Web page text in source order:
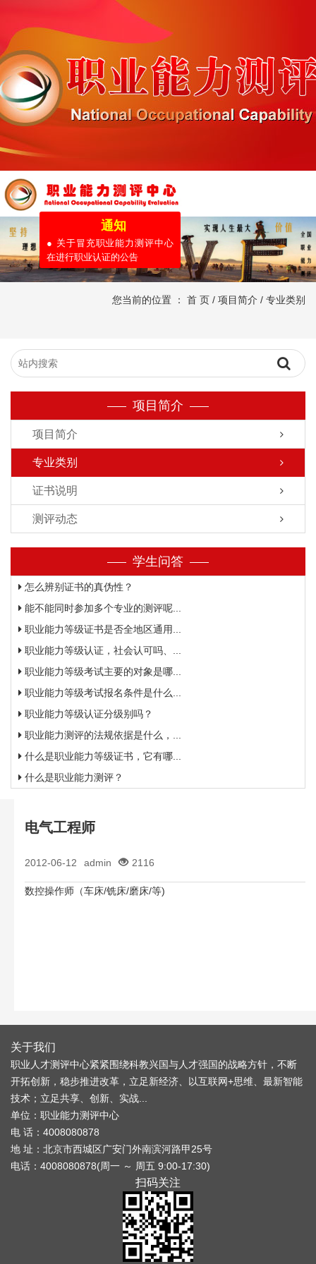
您当前的位置 ： 首 页 / 项目简介 / 专业类别
项目简介
项目简介
专业类别
证书说明
测评动态
学生问答
怎么辨别证书的真伪性？
能不能同时参加多个专业的测评呢...
职业能力等级证书是否全地区通用...
职业能力等级认证，社会认可吗、...
职业能力等级考试主要的对象是哪...
职业能力等级考试报名条件是什么...
职业能力等级认证分级别吗？
职业能力测评的法规依据是什么，...
什么是职业能力等级证书，它有哪...
什么是职业能力测评？
电气工程师
2012-06-12 admin 2116
数控操作师（车床/铣床/磨床/等)
关于我们
职业人才测评中心紧紧围绕科教兴国与人才强国的战略方针，不断
开拓创新，稳步推进改革，立足新经济、以互联网+思维、最新智能
技术；立足共享、创新、实战...
单位：职业能力测评中心
电 话：4008080878
地 址：北京市西城区广安门外南滨河路甲25号
电话：4008080878(周一 ～ 周五 9:00-17:30)
扫码关注
通知
● 关于冒充职业能力测评中心
在进行职业认证的公告